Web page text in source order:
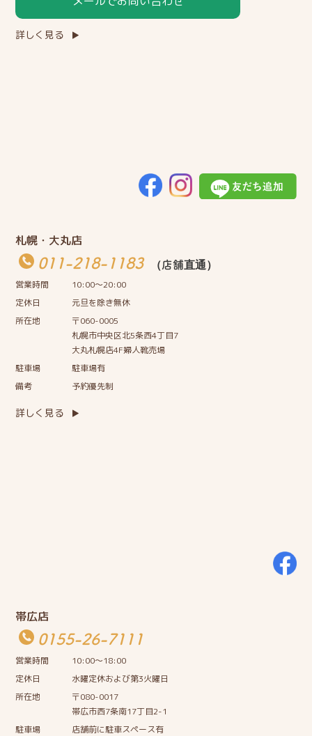
詳しく見る
札幌・大丸店
011-218-1183
（店舗直通）
営業時間
10:00〜20:00
定休日
元旦を除き無休
所在地
〒060-0005
札幌市中央区北5条西4丁目7
大丸札幌店4F婦人靴売場
駐車場
駐車場有
備考
予約優先制
詳しく見る
帯広店
0155-26-7111
営業時間
10:00〜18:00
定休日
水曜定休および第3火曜日
所在地
〒080-0017
帯広市西7条南17丁目2-1
駐車場
店舗前に駐車スペース有